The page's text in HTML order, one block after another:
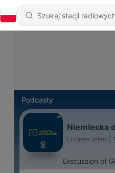
Podcasty
Niemiecka
Elzbieta Jelen
Discussion of